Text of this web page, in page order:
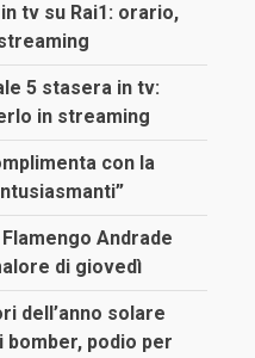
tv su Rai1: orario,
5 stasera in tv:
in streaming
con la
Andrade
di giovedì
dell’anno solare
bomber, podio per